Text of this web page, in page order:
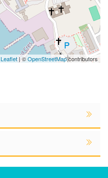
Leaflet| ©OpenStreetMapcontributors